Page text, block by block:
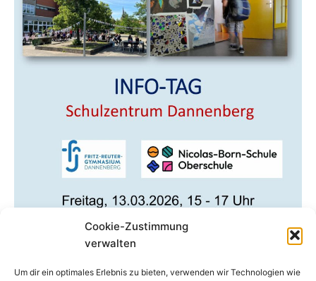
Cookie-Zustimmung
verwalten
Um dir ein optimales Erlebnis zu bieten, verwenden wir Technologien wie